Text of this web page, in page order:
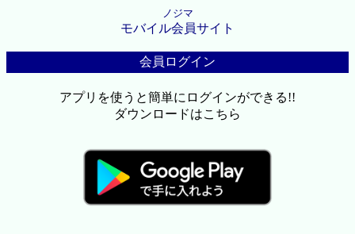
ノジマ
モバイル会員サイト
会員ログイン
アプリを使うと簡単にログインができる!!
ダウンロードはこちら